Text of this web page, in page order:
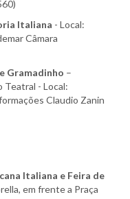
Italiana - Local:
Câmara
Gramadinho –
- Local:
Claudio Zanin
Italiana e Feira de
em frente a Praça